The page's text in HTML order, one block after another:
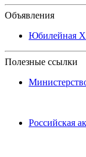
Объявления
Юбилейная
Полезные ссылки
Российская